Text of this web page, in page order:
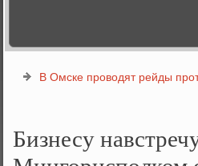
В Омске проводят рейды
Бизнесу